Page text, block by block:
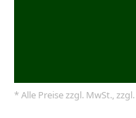
* Alle Preise zzgl. MwSt., zzgl.